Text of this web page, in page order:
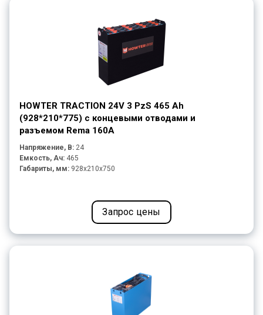
HOWTER TRACTION 24V 3 PzS 465 Ah
(928*210*775) с концевыми отводами и
разъемом Rema 160A
Напряжение, В: 24
Емкость, Ач: 465
Габариты, мм: 928x210x750
Запрос цены